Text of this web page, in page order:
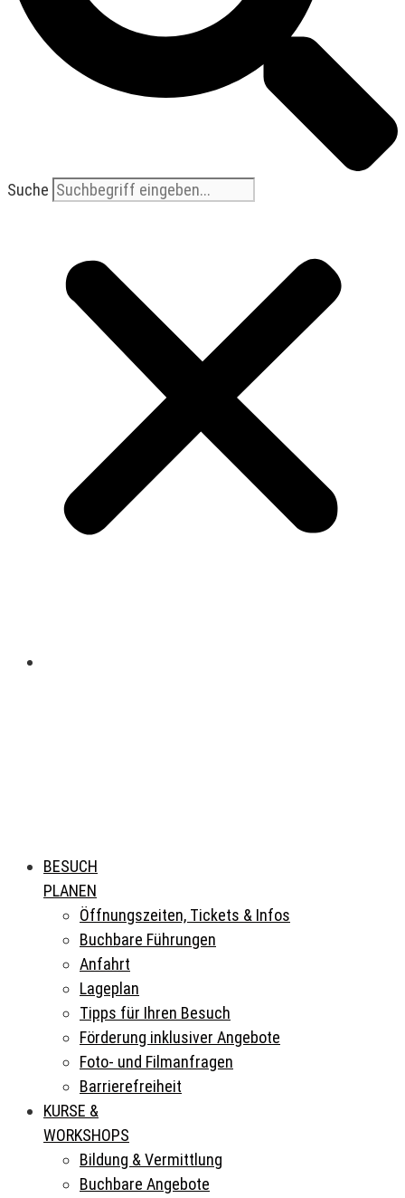
Suche
BESUCH
PLANEN
Öffnungszeiten, Tickets & Infos
Buchbare Führungen
Anfahrt
Lageplan
Tipps für Ihren Besuch
Förderung inklusiver Angebote
Foto- und Filmanfragen
Barrierefreiheit
KURSE &
WORKSHOPS
Bildung & Vermittlung
Buchbare Angebote